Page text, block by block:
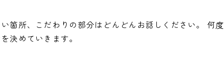
箇所、こだわりの部分はどんどんお話しください。 何度
決めていきます。